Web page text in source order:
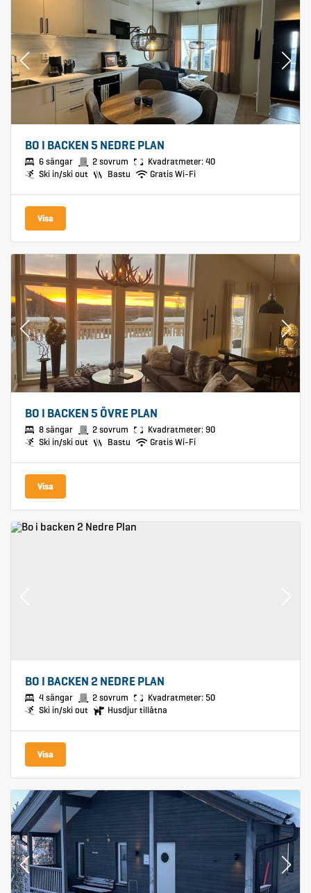
BO I BACKEN 5 NEDRE PLAN
6 sängar 2 sovrum
Kvadratmeter: 40
Ski in/ski out
Bastu Gratis Wi-Fi
Visa
BO I BACKEN 5 ÖVRE PLAN
8 sängar 2 sovrum
Kvadratmeter: 90
Ski in/ski out
Bastu Gratis Wi-Fi
Visa
BO I BACKEN 2 NEDRE PLAN
4 sängar 2 sovrum
Kvadratmeter: 50
Ski in/ski out
Husdjur tillåtna
Visa